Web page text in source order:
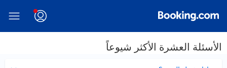
الأسئلة العشرة الأكثر شيوعاً